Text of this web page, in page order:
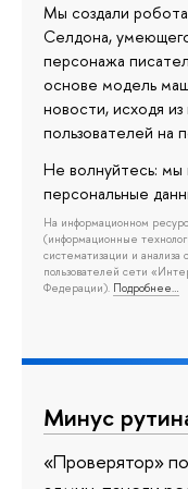
Мы создали робота
Селдона,
персонажа
основе модель
новости, исходя
пользователей на
Не волнуйтесь: мы
персональные
На информационном
(информационные
систематизации и
пользователей сети
Федерации). Подробнее…
Минус
«Проверятор»